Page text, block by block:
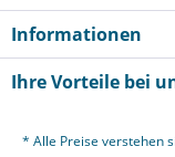
Informationen
Ihre Vorteile bei
* Alle Preise verstehen